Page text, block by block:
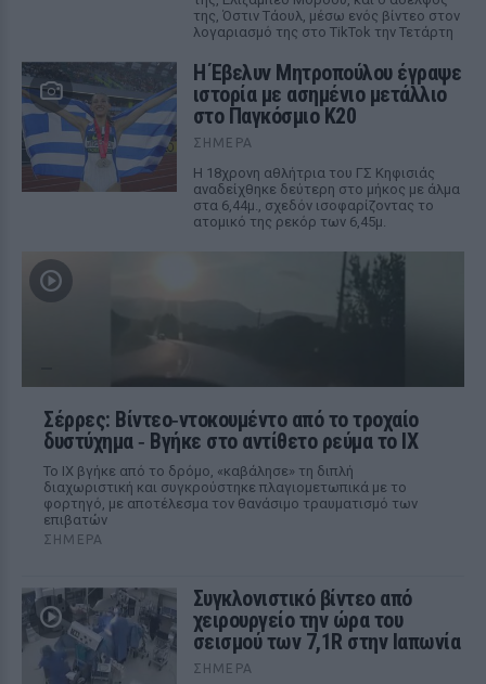
της, Όστιν Τάουλ, μέσω ενός βίντεο στον
λογαριασμό της στο TikTok την Τετάρτη
Η Έβελυν Μητροπούλου έγραψε
ιστορία με ασημένιο μετάλλιο
στο Παγκόσμιο Κ20
ΣΉΜΕΡΑ
Η 18χρονη αθλήτρια του ΓΣ Κηφισιάς
αναδείχθηκε δεύτερη στο μήκος με άλμα
στα 6,44μ., σχεδόν ισοφαρίζοντας το
ατομικό της ρεκόρ των 6,45μ.
Σέρρες: Βίντεο‑ντοκουμέντο από το τροχαίο
δυστύχημα ‑ Βγήκε στο αντίθετο ρεύμα το ΙΧ
Το ΙΧ βγήκε από το δρόμο, «καβάλησε» τη διπλή
διαχωριστική και συγκρούστηκε πλαγιομετωπικά με το
φορτηγό, με αποτέλεσμα τον θανάσιμο τραυματισμό των
επιβατών
ΣΉΜΕΡΑ
Συγκλονιστικό βίντεο από
χειρουργείο την ώρα του
σεισμού των 7,1R στην Ιαπωνία
ΣΉΜΕΡΑ